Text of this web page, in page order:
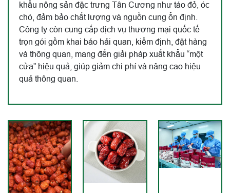
khẩu nông sản đặc trưng Tân Cương như táo đỏ, óc
chó, đảm bảo chất lượng và nguồn cung ổn định.
Công ty còn cung cấp dịch vụ thương mại quốc tế
trọn gói gồm khai báo hải quan, kiểm định, đặt hàng
và thông quan, mang đến giải pháp xuất khẩu “một
cửa” hiệu quả, giúp giảm chi phí và nâng cao hiệu
quả thông quan.